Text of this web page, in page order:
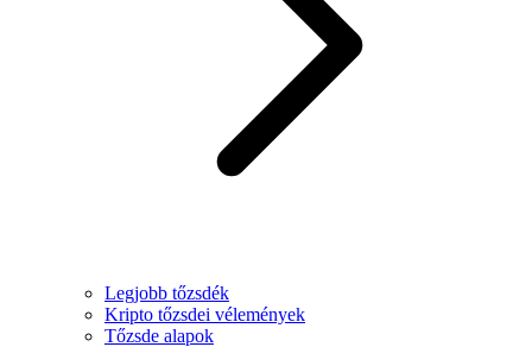
Legjobb tőzsdék
Kripto tőzsdei vélemények
Tőzsde alapok